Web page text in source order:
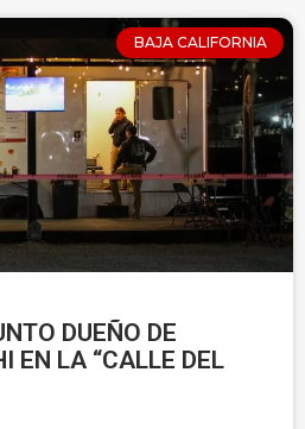
BAJA CALIFORNIA
DUEÑO DE
EN LA “CALLE DEL